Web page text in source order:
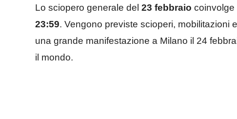
Lo sciopero generale del 23 febbraio coinvolge
23:59. Vengono previste scioperi, mobilitazioni
una grande manifestazione a Milano il 24
il mondo.